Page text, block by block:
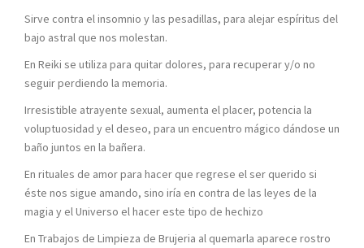
Sirve contra el insomnio y las pesadillas, para alejar espíritus del
bajo astral que nos molestan.
En Reiki se utiliza para quitar dolores, para recuperar y/o no
seguir perdiendo la memoria.
Irresistible atrayente sexual, aumenta el placer, potencia la
voluptuosidad y el deseo, para un encuentro mágico dándose un
baño juntos en la bañera.
En rituales de amor para hacer que regrese el ser querido si
éste nos sigue amando, sino iría en contra de las leyes de la
magia y el Universo el hacer este tipo de hechizo
En Trabajos de Limpieza de Brujeria al quemarla aparece rostro